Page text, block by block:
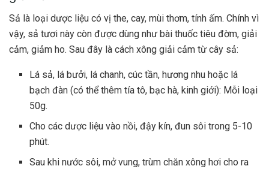
Sả là loại dược liệu có vị the, cay, mùi thơm, tính ấm. Chính vì
vậy, sả tươi này còn được dùng như bài thuốc tiêu đờm, giải
cảm, giảm ho. Sau đây là cách xông giải cảm từ cây sả:
Lá sả, lá bưởi, lá chanh, cúc tần, hương nhu hoặc lá
bạch đàn (có thể thêm tía tô, bạc hà, kinh giới): Mỗi loại
50g.
Cho các dược liệu vào nồi, đậy kín, đun sôi trong 5-10
phút.
Sau khi nước sôi, mở vung, trùm chăn xông hơi cho ra